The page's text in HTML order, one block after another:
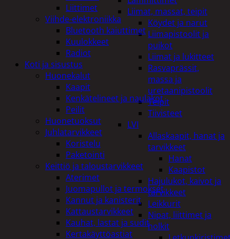
Liimat, massat, teipit
Köydet ja narut
Liimapistoolit ja
puikot
Liimat ja lukitteet
Rasvaprässit,
massa ja
uretaanipistoolit
Teipit
Tiivisteet
LVI
Allaskaapit, hanat ja
tarvikkeet
Hanat
Kaapistot
Hajulukot, kaivot ja
tarvikkeet
Leikkurit
Nipat, liittimet ja
holkit
Liittimet
Viihde-elektroniikka
Bluetooth kaiuttimet
Kuulokkeet
Radiot
Koti ja sisustus
Huonekalut
Kaapit
Kenkätelineet ja naulakot
Peilit
Huonetuoksut
Juhlatarvikkeet
Koristelu
Paketointi
Keittiö ja taloustarvikkeet
Aterimet
Juomapullot ja termokset
Kannut ja kanisterit
Kattaustarvikkeet
Kauhat, lastat ja sudit
Kertakäyttöastiat